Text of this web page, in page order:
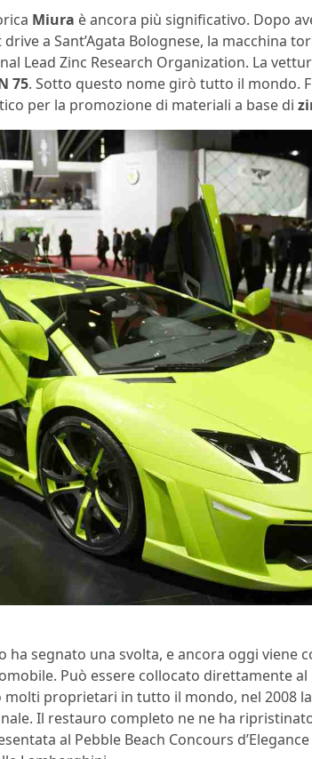
Miura è ancora più significativo. Dopo
a Sant’Agata Bolognese, la macchina
Lead Zinc Research Organization. La
75. Sotto questo nome girò tutto il mondo.
per la promozione di materiali a base di
segnato una svolta, e ancora oggi viene
Può essere collocato direttamente
molti proprietari in tutto il mondo, nel 2008 la
Il restauro completo ne ne ha
al Pebble Beach Concours